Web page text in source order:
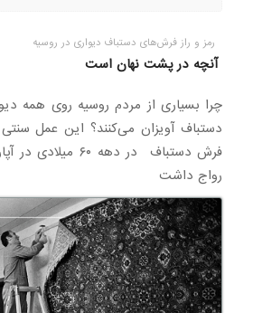
رمز و راز فرش‌های دستباف دیواری در روسیه
آنچه در پشت نهان است
چرا بسیاری از مردم روسیه روی همه
دستباف آویزان می‌کنند؟ این عمل
فرش دستباف ‌ در دهه
رواج داشت